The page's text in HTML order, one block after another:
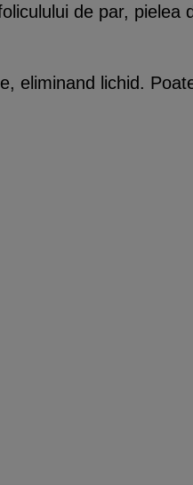
de par, pielea
eliminand lichid.